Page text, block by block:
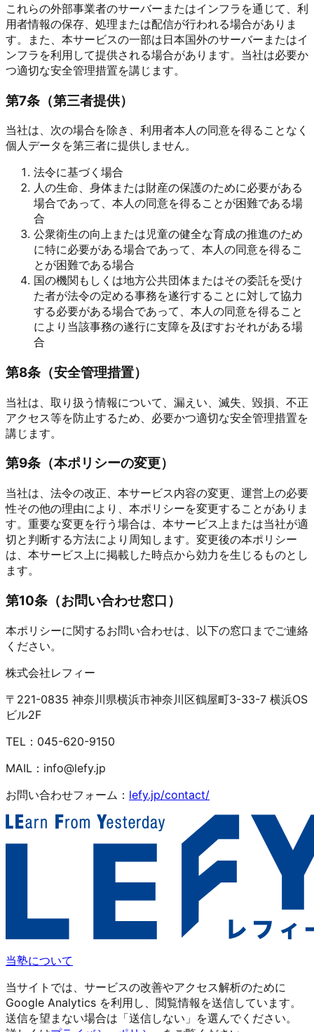
これらの外部事業者のサーバーまたはインフラを通じて、利
用者情報の保存、処理または配信が行われる場合がありま
す。また、本サービスの一部は日本国外のサーバーまたはイ
ンフラを利用して提供される場合があります。当社は必要か
つ適切な安全管理措置を講じます。
第7条（第三者提供）
当社は、次の場合を除き、利用者本人の同意を得ることなく
個人データを第三者に提供しません。
法令に基づく場合
人の生命、身体または財産の保護のために必要がある
場合であって、本人の同意を得ることが困難である場
合
公衆衛生の向上または児童の健全な育成の推進のため
に特に必要がある場合であって、本人の同意を得るこ
とが困難である場合
国の機関もしくは地方公共団体またはその委託を受け
た者が法令の定める事務を遂行することに対して協力
する必要がある場合であって、本人の同意を得ること
により当該事務の遂行に支障を及ぼすおそれがある場
合
第8条（安全管理措置）
当社は、取り扱う情報について、漏えい、滅失、毀損、不正
アクセス等を防止するため、必要かつ適切な安全管理措置を
講じます。
第9条（本ポリシーの変更）
当社は、法令の改正、本サービス内容の変更、運営上の必要
性その他の理由により、本ポリシーを変更することがありま
す。重要な変更を行う場合は、本サービス上または当社が適
切と判断する方法により周知します。変更後の本ポリシー
は、本サービス上に掲載した時点から効力を生じるものとし
ます。
第10条（お問い合わせ窓口 ）
本ポリシーに関するお問い合わせは、以下の窓口までご連絡
ください。
株式会社レフィー
〒221-0835 神奈川県横浜市神奈川区鶴屋町3-33-7 横浜OS
ビル2F
TEL：045-620-9150
MAIL：info@lefy.jp
お問い合わせフォーム： lefy.jp/contact/
当塾について
当サイトでは、サービスの改善やアクセス解析のために
Google Analytics を利用し、閲覧情報を送信しています。
送信を望まない場合は「送信しない」を選んでください。